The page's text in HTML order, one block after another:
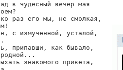
в чудесный вечер мая
раз его мы, не смолкая,
с измученной, усталой,
припавши, как бывало,
знакомого привета,